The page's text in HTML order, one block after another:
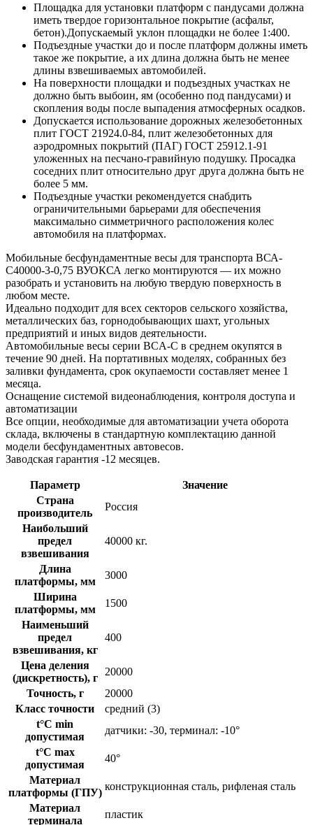
Площадка для установки платформ с пандусами должна
иметь твердое горизонтальное покрытие (асфальт,
бетон).Допускаемый уклон площадки не более 1:400.
Подъездные участки до и после платформ должны иметь
такое же покрытие, а их длина должна быть не менее
длины взвешиваемых автомобилей.
На поверхности площадки и подъездных участках не
должно быть выбоин, ям (особенно под пандусами) и
скопления воды после выпадения атмосферных осадков.
Допускается использование дорожных железобетонных
плит ГОСТ 21924.0-84, плит железобетонных для
аэродромных покрытий (ПАГ) ГОСТ 25912.1-91
уложенных на песчано-гравийную подушку. Просадка
соседних плит относительно друг друга должна быть не
более 5 мм.
Подъездные участки рекомендуется снабдить
ограничительными барьерами для обеспечения
максимально симметричного расположения колес
автомобиля на платформах.
Мобильные бесфундаментные весы для транспорта ВСА-
С40000-3-0,75 ВУОКСА легко монтируются — их можно
разобрать и установить на любую твердую поверхность в
любом месте.
Идеально подходит для всех секторов сельского хозяйства,
металлических баз, горнодобывающих шахт, угольных
предприятий и иных видов деятельности.
Автомобильные весы серии BCA-C в среднем окупятся в
течение 90 дней. На портативных моделях, собранных без
заливки фундамента, срок окупаемости составляет менее 1
месяца.
Оснащение системой видеонаблюдения, контроля доступа и
автоматизации
Все опции, необходимые для автоматизации учета оборота
склада, включены в стандартную комплектацию данной
модели бесфундаментных автовесов.
Заводская гарантия -12 месяцев.
Параметр
Значение
Страна
производитель
Россия
Наибольший
предел
взвешивания
40000 кг.
Длина
платформы, мм
3000
Ширина
платформы, мм
1500
Наименьший
предел
взвешивания, кг
400
Цена деления
(дискретность), г
20000
Точность, г
20000
Класс точности
средний (3)
t°C min
допустимая
датчики: -30, терминал: -10°
t°C max
допустимая
40°
Материал
платформы (ГПУ)
конструкционная сталь, рифленая сталь
Материал
терминала
пластик